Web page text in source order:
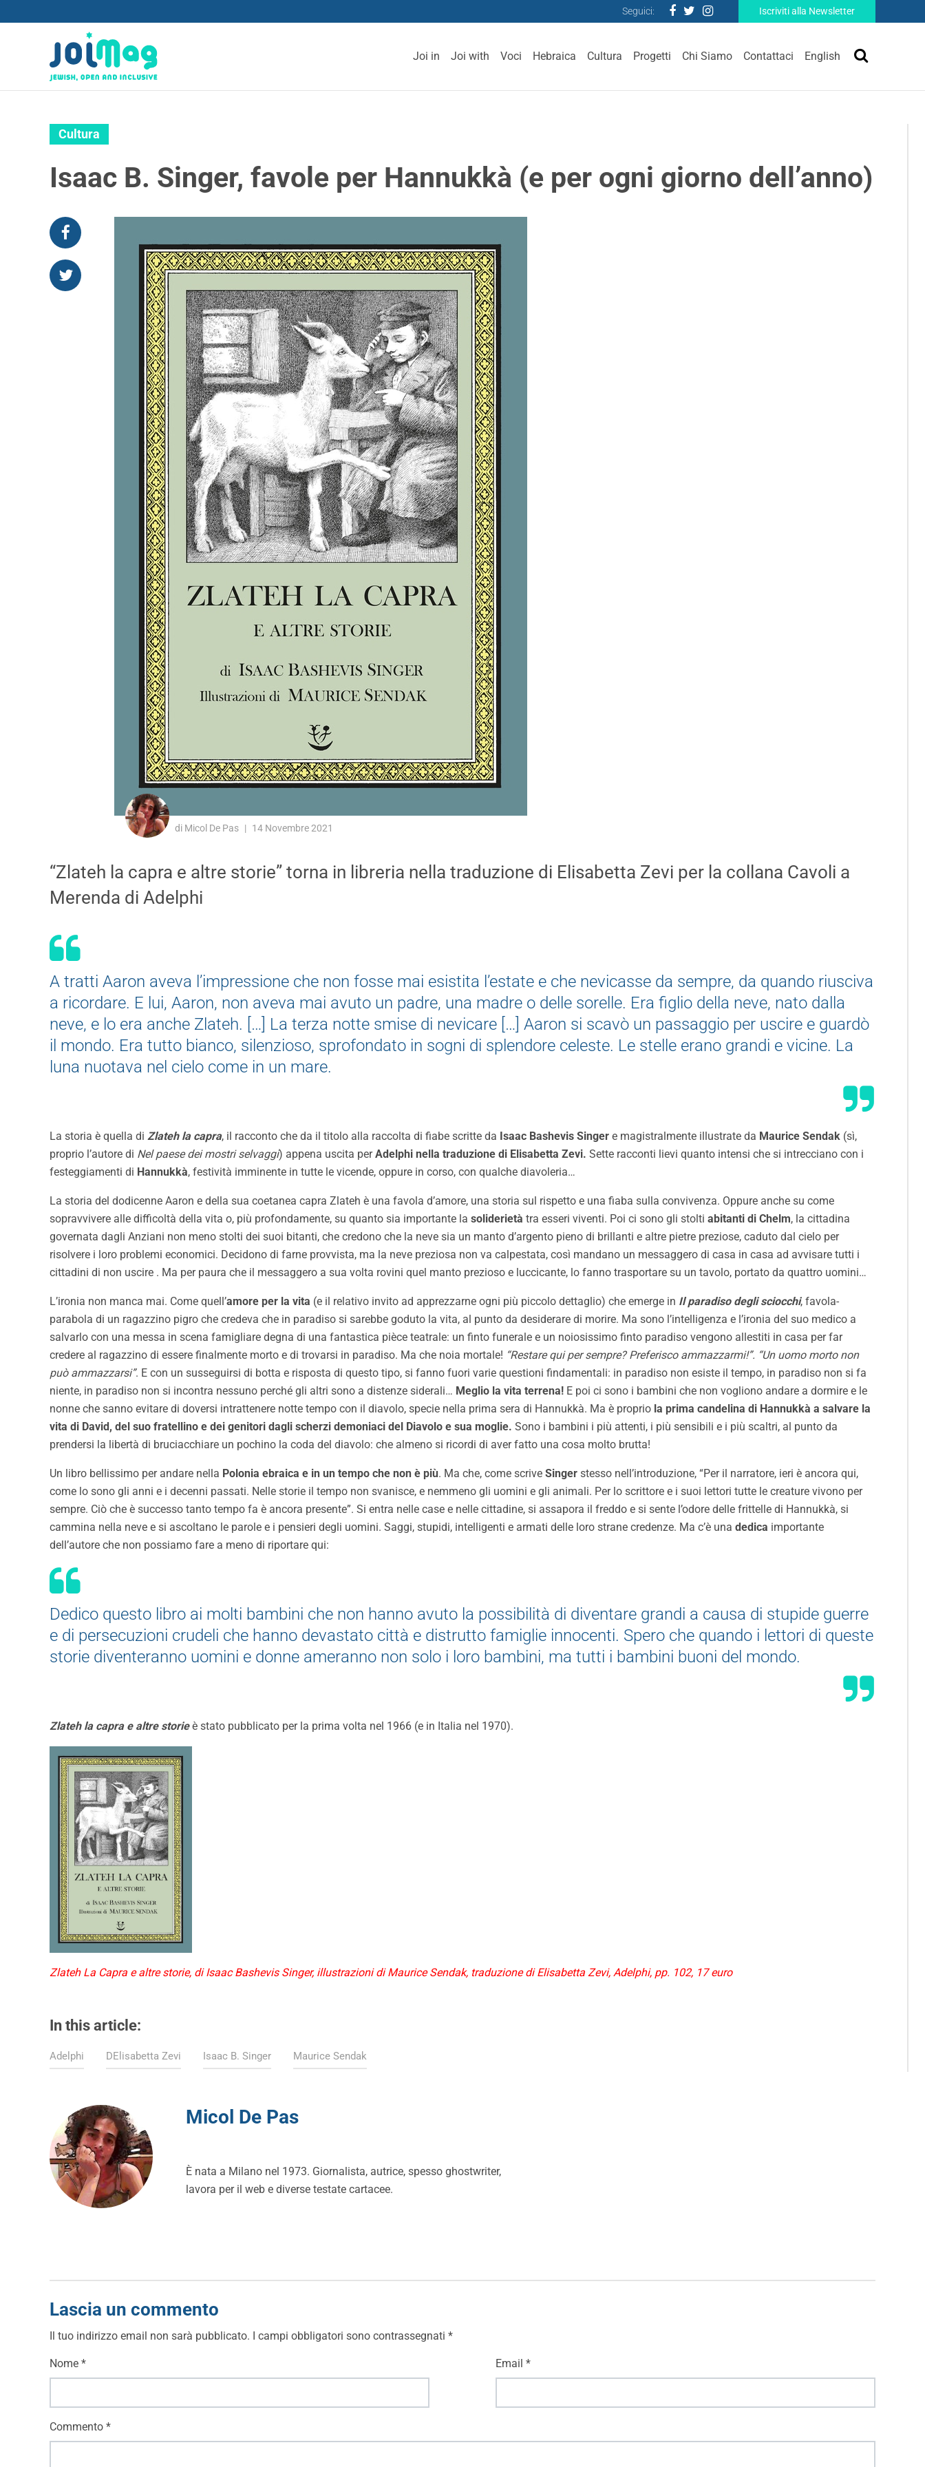
Seguici: Iscriviti alla Newsletter
Joi in Joi with Voci Hebraica Cultura Progetti Chi Siamo Contattaci English
Cultura
Isaac B. Singer, favole per Hannukkà (e per ogni giorno dell’anno)
di Micol De Pas 14 Novembre 2021
“Zlateh la capra e altre storie” torna in libreria nella traduzione di Elisabetta Zevi per la collana Cavoli a
Merenda di Adelphi
A tratti Aaron aveva l’impressione che non fosse mai esistita l’estate e che nevicasse da sempre, da quando riusciva
a ricordare. E lui, Aaron, non aveva mai avuto un padre, una madre o delle sorelle. Era figlio della neve, nato dalla
neve, e lo era anche Zlateh. […] La terza notte smise di nevicare […] Aaron si scavò un passaggio per uscire e guardò
il mondo. Era tutto bianco, silenzioso, sprofondato in sogni di splendore celeste. Le stelle erano grandi e vicine. La
luna nuotava nel cielo come in un mare.
La storia è quella di Zlateh la capra, il racconto che da il titolo alla raccolta di fiabe scritte da Isaac Bashevis Singer e magistralmente illustrate da Maurice Sendak (sì,
proprio l’autore di Nel paese dei mostri selvaggi) appena uscita perAdelphi nella traduzione di Elisabetta Zevi. Sette racconti lievi quanto intensi che si intrecciano con i
festeggiamenti di Hannukkà, festività imminente in tutte le vicende, oppure in corso, con qualche diavoleria…
La storia del dodicenne Aaron e della sua coetanea capra Zlateh è una favola d’amore, una storia sul rispetto e una fiaba sulla convivenza. Oppure anche su come
sopravvivere alle difficoltà della vita o, più profondamente, su quanto sia importante la soliderietà tra esseri viventi. Poi ci sono gli stolti abitanti di Chelm, la cittadina
governata dagli Anziani non meno stolti dei suoi bitanti, che credono che la neve sia un manto d’argento pieno di brillanti e altre pietre preziose, caduto dal cielo per
risolvere i loro problemi economici. Decidono di farne provvista, ma la neve preziosa non va calpestata, così mandano un messaggero di casa in casa ad avvisare tutti i
cittadini di non uscire . Ma per paura che il messaggero a sua volta rovini quel manto prezioso e luccicante, lo fanno trasportare su un tavolo, portato da quattro uomini…
L’ironia non manca mai. Come quell’amore per la vita (e il relativo invito ad apprezzarne ogni più piccolo dettaglio) che emerge in Il paradiso degli sciocchi, favola-
parabola di un ragazzino pigro che credeva che in paradiso si sarebbe goduto la vita, al punto da desiderare di morire. Ma sono l’intelligenza e l’ironia del suo medico a
salvarlo con una messa in scena famigliare degna di una fantastica pièce teatrale: un finto funerale e un noiosissimo finto paradiso vengono allestiti in casa per far
credere al ragazzino di essere finalmente morto e di trovarsi in paradiso. Ma che noia mortale! “Restare qui per sempre? Preferisco ammazzarmi!”. “Un uomo morto non
può ammazzarsi”. E con un susseguirsi di botta e risposta di questo tipo, si fanno fuori varie questioni findamentali: in paradiso non esiste il tempo, in paradiso non si fa
niente, in paradiso non si incontra nessuno perché gli altri sono a distenze siderali… Meglio la vita terrena! E poi ci sono i bambini che non vogliono andare a dormire e le
nonne che sanno evitare di doversi intrattenere notte tempo con il diavolo, specie nella prima sera di Hannukkà. Ma è proprio la prima candelina di Hannukkà a salvare la
vita di David, del suo fratellino e dei genitori dagli scherzi demoniaci del Diavolo e sua moglie. Sono i bambini i più attenti, i più sensibili e i più scaltri, al punto da
prendersi la libertà di bruciacchiare un pochino la coda del diavolo: che almeno si ricordi di aver fatto una cosa molto brutta!
Un libro bellissimo per andare nella Polonia ebraica e in un tempo che non è più. Ma che, come scrive Singer stesso nell’introduzione, “Per il narratore, ieri è ancora qui,
come lo sono gli anni e i decenni passati. Nelle storie il tempo non svanisce, e nemmeno gli uomini e gli animali. Per lo scrittore e i suoi lettori tutte le creature vivono per
sempre. Ciò che è successo tanto tempo fa è ancora presente”. Si entra nelle case e nelle cittadine, si assapora il freddo e si sente l’odore delle frittelle di Hannukkà, si
cammina nella neve e si ascoltano le parole e i pensieri degli uomini. Saggi, stupidi, intelligenti e armati delle loro strane credenze. Ma c’è una dedica importante
dell’autore che non possiamo fare a meno di riportare qui:
Dedico questo libro ai molti bambini che non hanno avuto la possibilità di diventare grandi a causa di stupide guerre
e di persecuzioni crudeli che hanno devastato città e distrutto famiglie innocenti. Spero che quando i lettori di queste
storie diventeranno uomini e donne ameranno non solo i loro bambini, ma tutti i bambini buoni del mondo.
Zlateh la capra e altre storieè stato pubblicato per la prima volta nel 1966 (e in Italia nel 1970).
Zlateh La Capra e altre storie, di Isaac Bashevis Singer, illustrazioni di Maurice Sendak, traduzione di Elisabetta Zevi, Adelphi, pp. 102, 17 euro
In this article:
Adelphi DElisabetta Zevi Isaac B. Singer Maurice Sendak
Micol De Pas
È nata a Milano nel 1973. Giornalista, autrice, spesso ghostwriter,
lavora per il web e diverse testate cartacee.
Lascia un commento
Il tuo indirizzo email non sarà pubblicato. I campi obbligatori sono contrassegnati *
Commento *
Nome * Email *